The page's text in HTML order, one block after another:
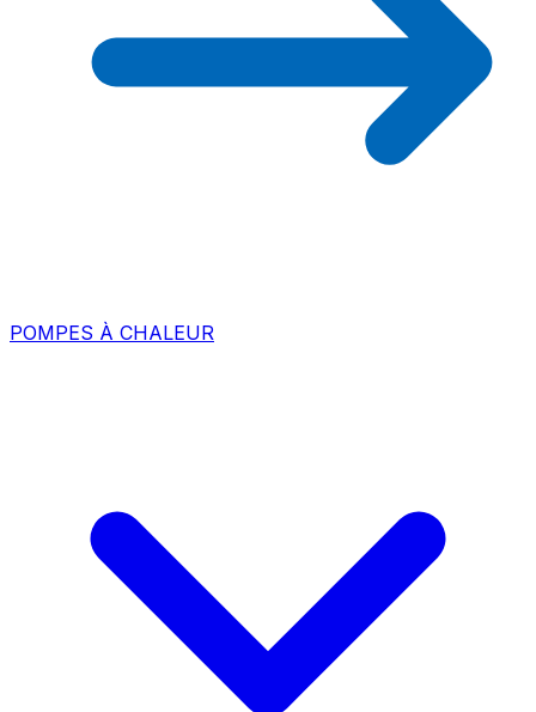
POMPES À CHALEUR